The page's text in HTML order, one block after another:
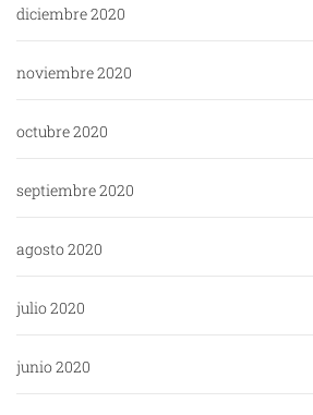
diciembre 2020
noviembre 2020
octubre 2020
septiembre 2020
agosto 2020
julio 2020
junio 2020